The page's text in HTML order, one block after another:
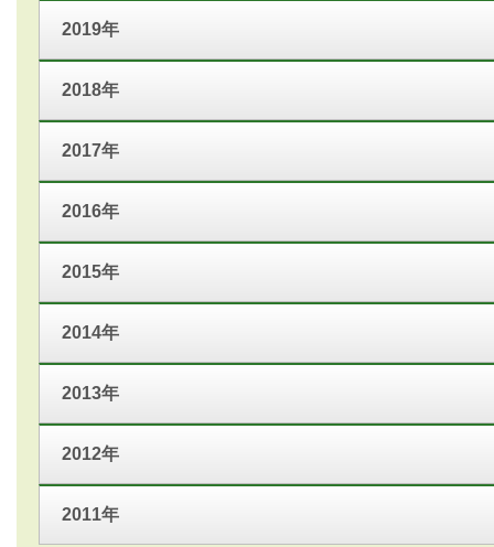
2019年
2018年
2017年
2016年
2015年
2014年
2013年
2012年
2011年